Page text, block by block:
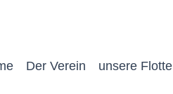
Der Verein unsere Flotte